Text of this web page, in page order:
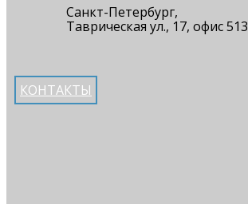
Санкт-Петербург,
Таврическая ул., 17, офис 513
КОНТАКТЫ